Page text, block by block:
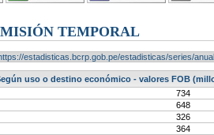
TEMPORAL
estadisticas.bcrp.gob.pe/estadisticas/series/
uso o destino económico - valores FOB
734
648
326
364